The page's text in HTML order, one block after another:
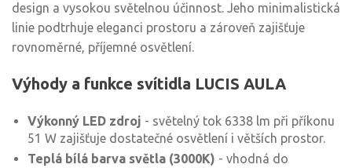
design a vysokou světelnou účinnost. Jeho minimalistická
linie podtrhuje eleganci prostoru a zároveň zajišťuje
rovnoměrné, příjemné osvětlení.
Výhody a funkce svítidla LUCIS AULA
Výkonný LED zdroj - světelný tok 6338 lm při příkonu
51 W zajišťuje dostatečné osvětlení i větších prostor.
Teplá bílá barva světla (3000K) - vhodná do